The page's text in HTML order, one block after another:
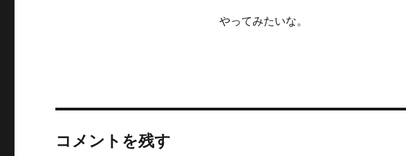
やってみたいな。
コメントを残す